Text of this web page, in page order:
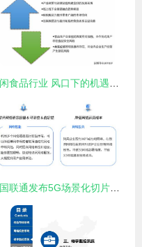
休闲食品行业 风口下的机遇与挑战并存
中国联通发布5G场景化切片产品“多网通服务”，开启行业定制新篇章